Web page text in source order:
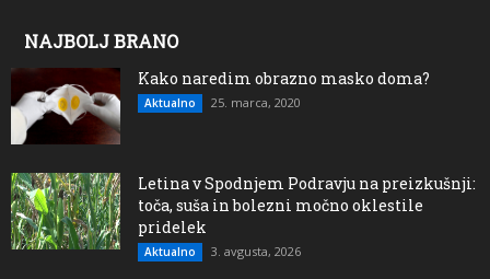
NAJBOLJ BRANO
Kako naredim obrazno masko doma?
Aktualno 25. marca, 2020
Letina v Spodnjem Podravju na preizkušnji:
toča, suša in bolezni močno oklestile
pridelek
Aktualno 3. avgusta, 2026